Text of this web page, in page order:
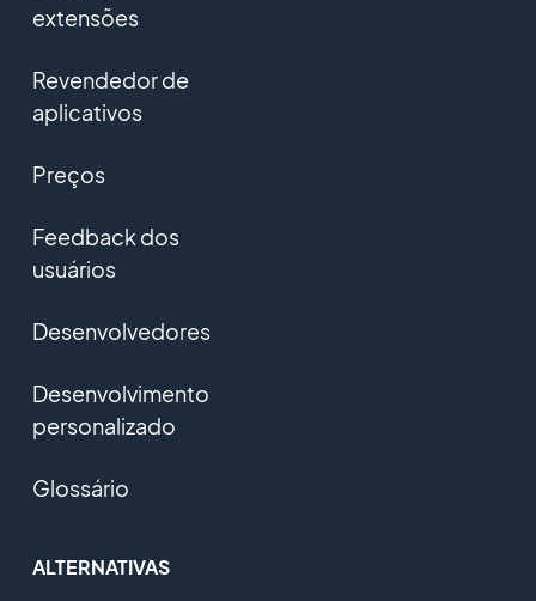
extensões
Revendedor de
aplicativos
Preços
Feedback dos
usuários
Desenvolvedores
Desenvolvimento
personalizado
Glossário
ALTERNATIVAS